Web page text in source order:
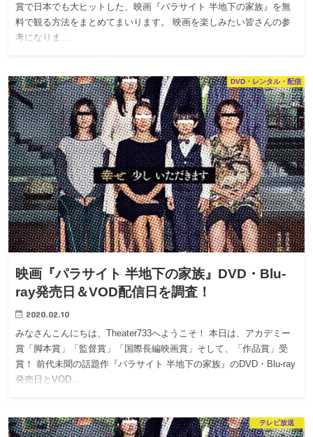
賞で日本でも大ヒットした、映画『パラサイト 半地下の家族』を無
料で観る方法をまとめてまいります。 映画を楽しみたい皆さんの参
考になりま…
DVD・レンタル・配信
映画『パラサイト 半地下の家族』DVD・Blu-
ray発売日＆VOD配信日を調査！
2020.02.10
みなさんこんにちは、Theater733へようこそ！ 本日は、アカデミー
賞「脚本賞」「監督賞」「国際長編映画賞」そして、「作品賞」受
賞！ 前代未聞の話題作『パラサイト 半地下の家族』のDVD・Blu-ray
発売日とVOD…
テレビ放送